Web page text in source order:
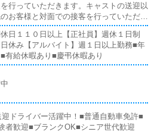
行っていただきます。キャストの送迎以
お客様と対面での接客を行っていただき
案内時に、システムの説明や料金の受け
簡単な接客になります。最初は先輩ドラ
て行動し、業務の流れを覚えていただきま
方でも安心して働けます。ガソリン代・
清掃を行っていただきます。キャストの
休日１１０日以上【正社員】週休１日制
日休み【アルバイト】週１日以上勤務■年
有給休暇あり■慶弔休暇あり
ドライバー活躍中！■普通自動車免許■
者歓迎■ブランクOK■シニア世代歓迎